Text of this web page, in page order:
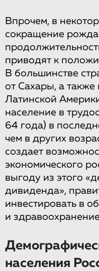
Впрочем, в
сокращение
приводят к
В большинстве
от Сахары, а также
Латинской
население в
64 года) в
чем в других
создает
экономического
выгоду из этого
дивиденда»,
инвестировать в
и
населения